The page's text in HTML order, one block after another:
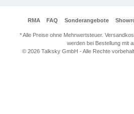
RMA FAQ Sonderangebote
* Alle Preise ohne Mehrwertsteuer.
werden bei Bestellung mit
© 2026 Talksky GmbH - Alle Rechte